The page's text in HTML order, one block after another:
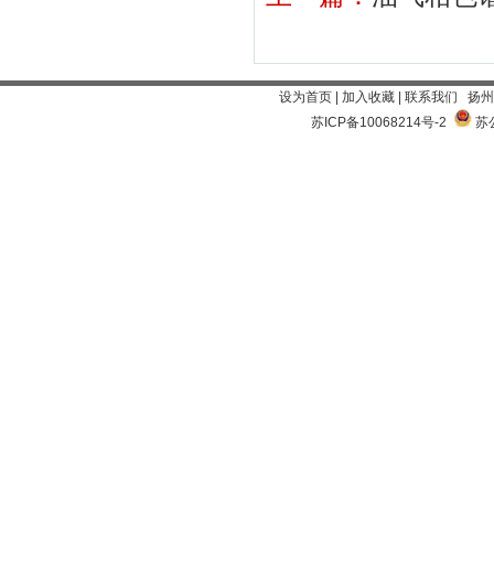
设为首页 | 加入收藏 | 联系我们 扬
苏ICP备10068214号-2
苏